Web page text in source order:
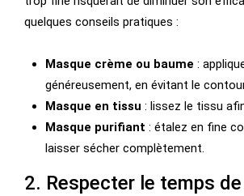
quelques conseils pratiques :
Masque crème ou baume :
généreusement, en évitant le
Masque en tissu : lissez le tissu
Masque purifiant : étalez en fine
laisser sécher complètement.
2. Respecter le temps